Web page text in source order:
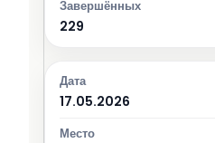
229
17.05.2026